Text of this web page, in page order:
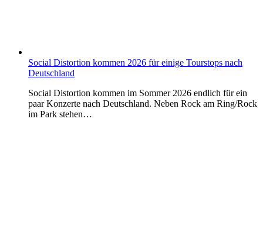
Social Distortion kommen 2026 für einige Tourstops nach
Deutschland
Social Distortion kommen im Sommer 2026 endlich für ein
paar Konzerte nach Deutschland. Neben Rock am Ring/Rock
im Park stehen…